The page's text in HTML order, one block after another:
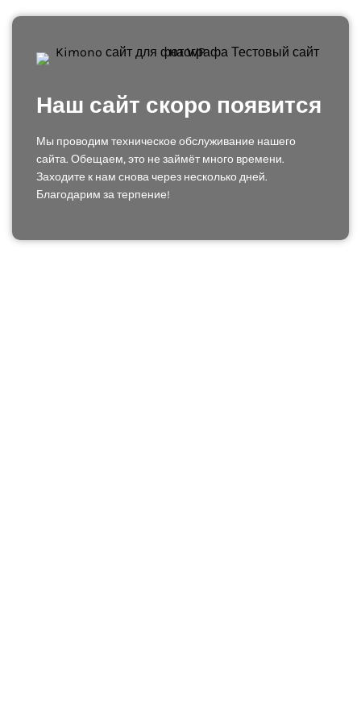
Наш сайт скоро появится
Мы проводим техническое обслуживание нашего
сайта. Обещаем, это не займёт много времени.
Заходите к нам снова через несколько дней.
Благодарим за терпение!